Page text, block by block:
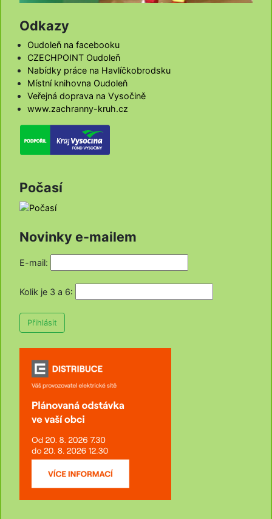
Odkazy
Oudoleň na facebooku
CZECHPOINT Oudoleň
Nabídky práce na Havlíčkobrodsku
Místní knihovna Oudoleň
Veřejná doprava na Vysočině
www.zachranny-kruh.cz
Počasí
Novinky e-mailem
E-mail:
Kolik je 3 a 6:
Přihlásit